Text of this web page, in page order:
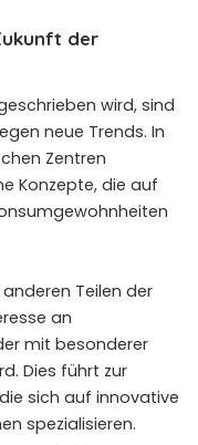
der
wird, sind
neue Trends. In
Zentren
Konzepte, die auf
Teilen der
an
mit besonderer
Dies führt zur
sich auf innovative
spezialisieren.